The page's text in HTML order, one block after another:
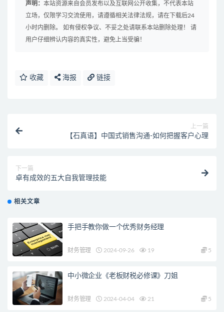
声明： 本站资源来自会员发布以及互联网公开收集，不代表本站
立场，仅限学习交流使用，请遵循相关法律法规，请在下载后24
小时内删除。 如有侵权争议、不妥之处请联系本站删除处理！ 请
用户仔细辨认内容的真实性，避免上当受骗！
收藏 海报 链接
上一篇
【石真语】中国式销售沟通-如何把握客户心理
下一篇
卓有成效的五大自我管理技能
相关文章
手把手教你做一个优秀财务经理
财务管理 2024-09-26 19 5
中小微企业《老板财税必修课》刀姐
财务管理 2024-04-04 21 5